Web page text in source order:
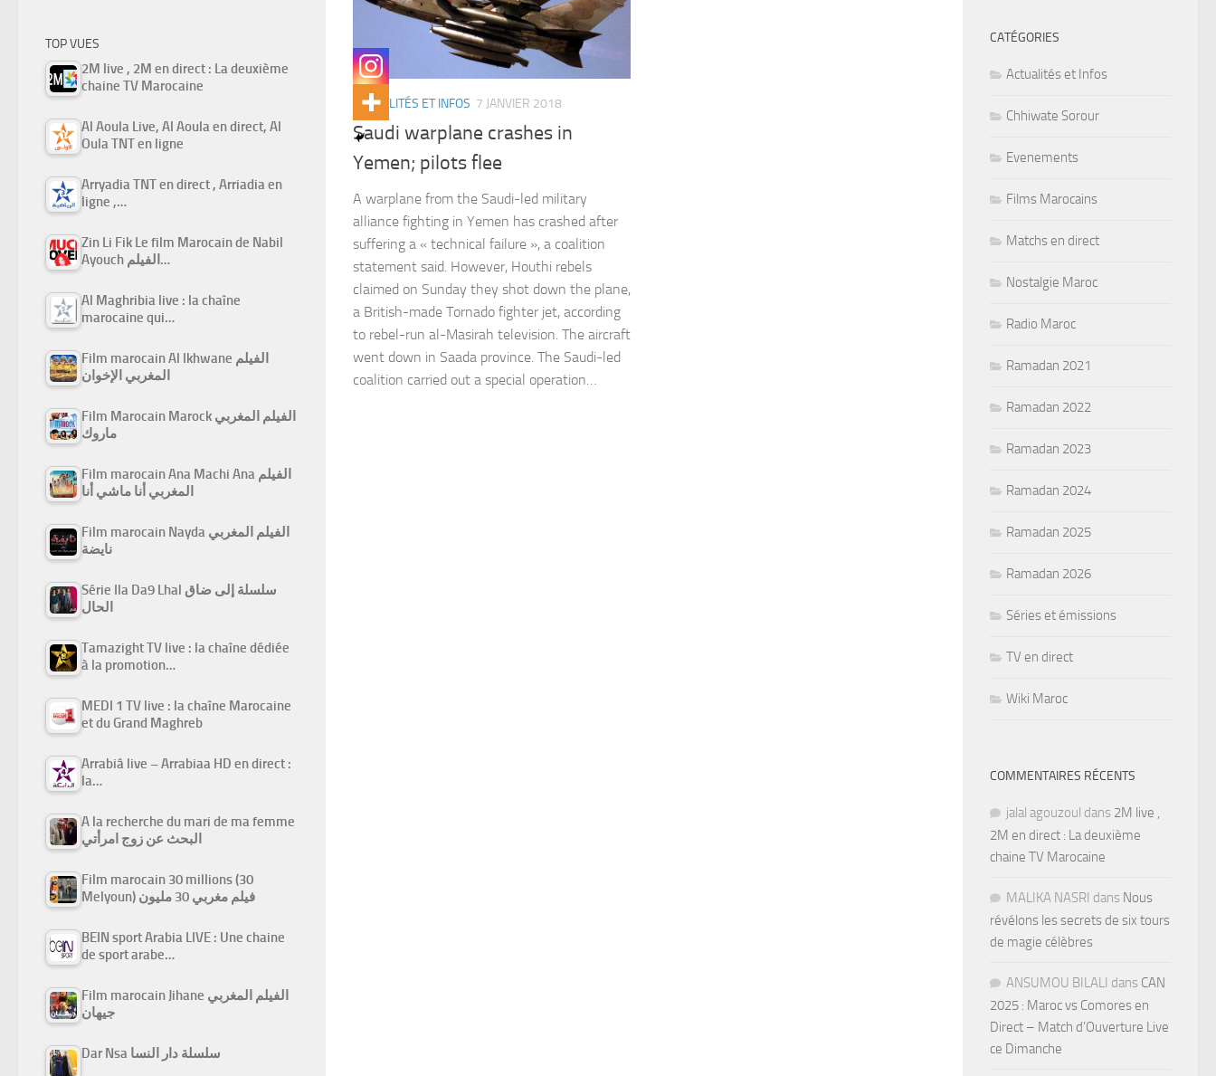
ACTUALITÉS ET INFOS 7 JANVIER 2018
Saudi warplane crashes in
Yemen; pilots flee
A warplane from the Saudi-led military
alliance fighting in Yemen has crashed after
suffering a « technical failure », a coalition
statement said. However, Houthi rebels
claimed on Sunday they shot down the plane,
a British-made Tornado fighter jet, according
to rebel-run al-Masirah television. The aircraft
went down in Saada province. The Saudi-led
coalition carried out a special operation…
TOP VUES
2M live , 2M en direct : La deuxième
chaine TV Marocaine
Al Aoula Live, Al Aoula en direct, Al
Oula TNT en ligne
Arryadia TNT en direct , Arriadia en
ligne ,…
Zin Li Fik Le film Marocain de Nabil
Ayouch الفيلم…
Al Maghribia live : la chaîne
marocaine qui…
Film marocain Al Ikhwane الفيلم
المغربي الإخوان
Film Marocain Marock الفيلم المغربي
ماروك
Film marocain Ana Machi Ana الفيلم
المغربي أنا ماشي أنا
Film marocain Nayda الفيلم المغربي
نايضة
Série Ila Da9 Lhal سلسلة إلى ضاق
الحال
Tamazight TV live : la chaîne dédiée
à la promotion…
MEDI 1 TV live : la chaîne Marocaine
et du Grand Maghreb
Arrabiâ live – Arrabiaa HD en direct :
la…
A la recherche du mari de ma femme
البحث عن زوج امرأتي
Film marocain 30 millions (30
Melyoun) فيلم مغربي 30 مليون
BEIN sport Arabia LIVE : Une chaine
de sport arabe…
Film marocain Jihane الفيلم المغربي
جيهان
Dar Nsa سلسلة دار النسا
CATÉGORIES
Actualités et Infos
Chhiwate Sorour
Evenements
Films Marocains
Matchs en direct
Nostalgie Maroc
Radio Maroc
Ramadan 2021
Ramadan 2022
Ramadan 2023
Ramadan 2024
Ramadan 2025
Ramadan 2026
Séries et émissions
TV en direct
Wiki Maroc
COMMENTAIRES RÉCENTS
jalal agouzoul dans 2M live ,
2M en direct : La deuxième
chaine TV Marocaine
MALIKA NASRI dans Nous
révélons les secrets de six tours
de magie célèbres
ANSUMOU BILALI dans CAN
2025 : Maroc vs Comores en
Direct – Match d’Ouverture Live
ce Dimanche